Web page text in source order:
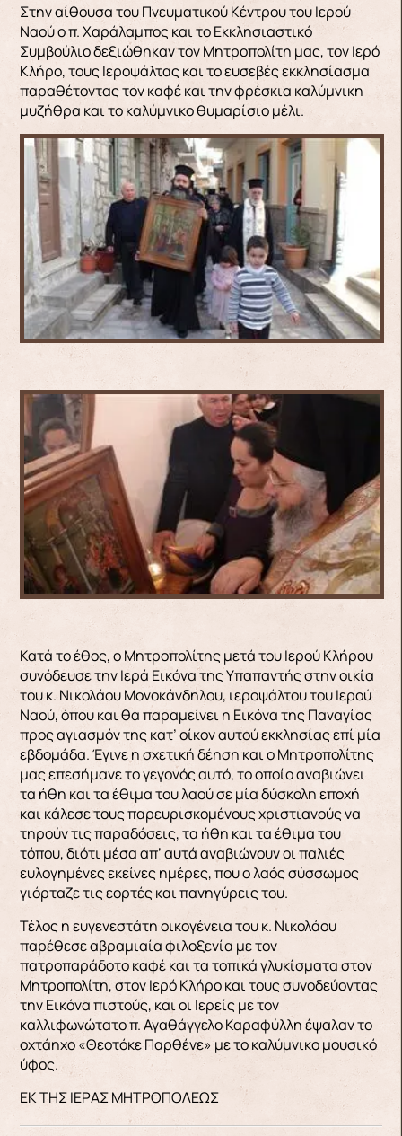
Στην αίθουσα του Πνευματικού Κέντρου του Ιερού
Ναού ο π. Χαράλαμπος και το Εκκλησιαστικό
Συμβούλιο δεξιώθηκαν τον Μητροπολίτη μας, τον Ιερό
Κλήρο, τους Ιεροψάλτας και το ευσεβές εκκλησίασμα
παραθέτοντας τον καφέ και την φρέσκια καλύμνικη
μυζήθρα και το καλύμνικο θυμαρίσιο μέλι.
Κατά το έθος, ο Μητροπολίτης μετά του Ιερού Κλήρου
συνόδευσε την Ιερά Εικόνα της Υπαπαντής στην οικία
του κ. Νικολάου Μονοκάνδηλου, ιεροψάλτου του Ιερού
Ναού, όπου και θα παραμείνει η Εικόνα της Παναγίας
προς αγιασμόν της κατ’ οίκον αυτού εκκλησίας επί μία
εβδομάδα. Έγινε η σχετική δέηση και ο Μητροπολίτης
μας επεσήμανε το γεγονός αυτό, το οποίο αναβιώνει
τα ήθη και τα έθιμα του λαού σε μία δύσκολη εποχή
και κάλεσε τους παρευρισκομένους χριστιανούς να
τηρούν τις παραδόσεις, τα ήθη και τα έθιμα του
τόπου, διότι μέσα απ’ αυτά αναβιώνουν οι παλιές
ευλογημένες εκείνες ημέρες, που ο λαός σύσσωμος
γιόρταζε τις εορτές και πανηγύρεις του.
Τέλος η ευγενεστάτη οικογένεια του κ. Νικολάου
παρέθεσε αβραμιαία φιλοξενία με τον
πατροπαράδοτο καφέ και τα τοπικά γλυκίσματα στον
Μητροπολίτη, στον Ιερό Κλήρο και τους συνοδεύοντας
την Εικόνα πιστούς, και οι Ιερείς με τον
καλλιφωνώτατο π. Αγαθάγγελο Καραφύλλη έψαλαν το
οχτάηχο «Θεοτόκε Παρθένε» με το καλύμνικο μουσικό
ύφος.
ΕΚ ΤΗΣ ΙΕΡΑΣ ΜΗΤΡΟΠΟΛΕΩΣ